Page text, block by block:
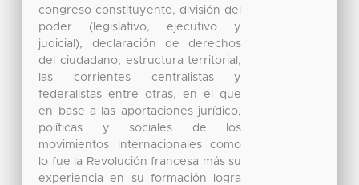
congreso constituyente, división del
poder (legislativo, ejecutivo y
judicial), declaración de derechos
del ciudadano, estructura territorial,
las corrientes centralistas y
federalistas entre otras, en el que
en base a las aportaciones jurídico,
políticas y sociales de los
movimientos internacionales como
lo fue la Revolución francesa más su
experiencia en su formación logra